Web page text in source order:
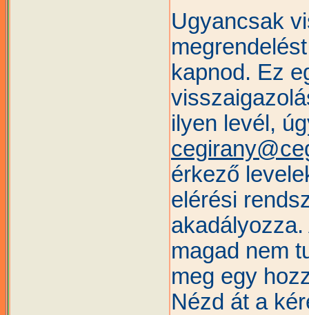
Ugyancsak
kapnod. Ez
ilyen levél,
érkező
elérési
magad nem
meg egy
Nézd át a